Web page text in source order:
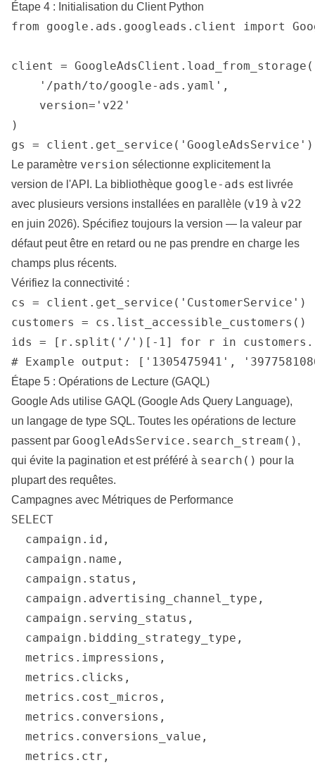
Étape 4 : Initialisation du Client Python
from google.ads.googleads.client import
client = GoogleAdsClient.load_from_storage(
    '/path/to/google-ads.yaml',
    version='v22'
)
gs = client.get_service('GoogleAdsService')
Le paramètre version sélectionne explicitement la
version de l'API. La bibliothèque google-ads est livrée
avec plusieurs versions installées en parallèle (v19 à v22
en juin 2026). Spécifiez toujours la version — la valeur par
défaut peut être en retard ou ne pas prendre en charge les
champs plus récents.
Vérifiez la connectivité :
cs = client.get_service('CustomerService')
customers = cs.list_accessible_customers()
ids = [r.split('/')[-1] for r in
# Example output: ['1305475941',
Étape 5 : Opérations de Lecture (GAQL)
Google Ads utilise GAQL (Google Ads Query Language),
un langage de type SQL. Toutes les opérations de lecture
passent par GoogleAdsService.search_stream() ,
qui évite la pagination et est préféré à search() pour la
plupart des requêtes.
Campagnes avec Métriques de Performance
SELECT
  campaign.id,
  campaign.name,
  campaign.status,
  campaign.advertising_channel_type,
  campaign.serving_status,
  campaign.bidding_strategy_type,
  metrics.impressions,
  metrics.clicks,
  metrics.cost_micros,
  metrics.conversions,
  metrics.conversions_value,
  metrics.ctr,